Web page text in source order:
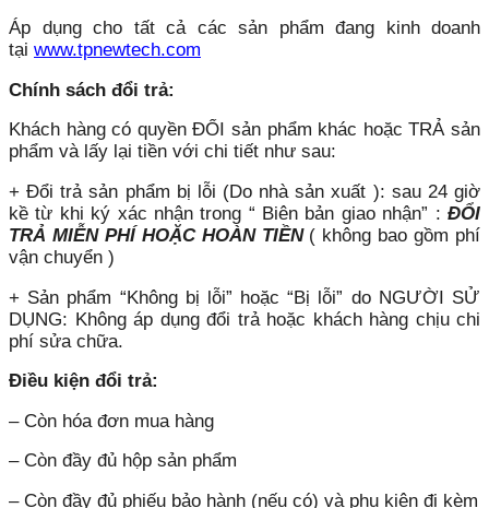
Áp dụng cho tất cả các sản phẩm đang kinh doanh
tại www.tpnewtech.com
Chính sách đổi trả:
Khách hàng có quyền ĐỔI sản phẩm khác hoặc TRẢ sản
phẩm và lấy lại tiền với chi tiết như sau:
+ Đổi trả sản phẩm bị lỗi (Do nhà sản xuất ): sau 24 giờ
kề từ khi ký xác nhận trong “ Biên bản giao nhận” : ĐỔI
TRẢ MIỄN PHÍ HOẶC HOÀN TIỀN( không bao gồm phí
vận chuyển )
+ Sản phẩm “Không bị lỗi” hoặc “Bị lỗi” do NGƯỜI SỬ
DỤNG: Không áp dụng đổi trả hoặc khách hàng chịu chi
phí sửa chữa.
Điều kiện đổi trả:
– Còn hóa đơn mua hàng
– Còn đầy đủ hộp sản phẩm
– Còn đầy đủ phiếu bảo hành (nếu có) và phụ kiện đi kèm